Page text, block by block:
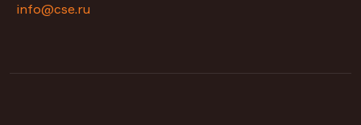
info@cse.ru